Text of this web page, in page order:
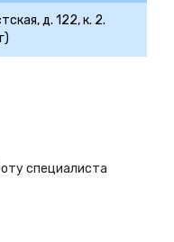
д. 122, к. 2.
специалиста